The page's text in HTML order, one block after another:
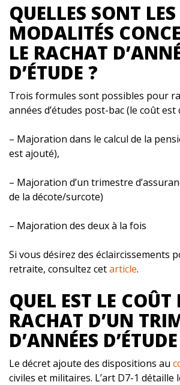
QUELLES SONT LES
MODALITÉS
LE RACHAT
D’ÉTUDE ?
Trois formules sont possibles pour
années d’études post-bac (le coût est
– Majoration dans le calcul de la
est ajouté),
– Majoration d’un trimestre
de la décote/surcote)
– Majoration des deux à la fois
Si vous désirez des éclaircissements
retraite, consultez cetarticle.
QUEL EST LE COÛT
RACHAT D’UN
D’ANNÉES
Le décret ajoute des dispositions au
civiles et militaires. L’art D7-1 détaille